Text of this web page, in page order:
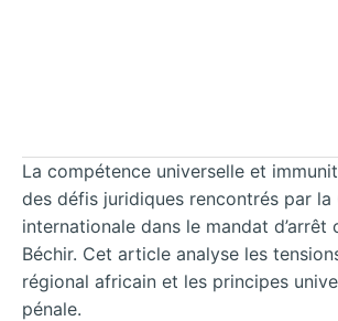
La compétence universelle et
des défis juridiques rencontrés par la
internationale dans le mandat d’arrêt
Béchir. Cet article analyse les
régional africain et les principes
pénale.